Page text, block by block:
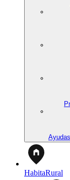
HabitaRural